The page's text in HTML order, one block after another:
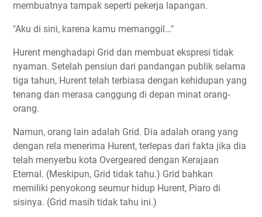
membuatnya tampak seperti pekerja lapangan.
"Aku di sini, karena kamu memanggil…"
Hurent menghadapi Grid dan membuat ekspresi tidak
nyaman. Setelah pensiun dari pandangan publik selama
tiga tahun, Hurent telah terbiasa dengan kehidupan yang
tenang dan merasa canggung di depan minat orang-
orang.
Namun, orang lain adalah Grid. Dia adalah orang yang
dengan rela menerima Hurent, terlepas dari fakta jika dia
telah menyerbu kota Overgeared dengan Kerajaan
Eternal. (Meskipun, Grid tidak tahu.) Grid bahkan
memiliki penyokong seumur hidup Hurent, Piaro di
sisinya. (Grid masih tidak tahu ini.)